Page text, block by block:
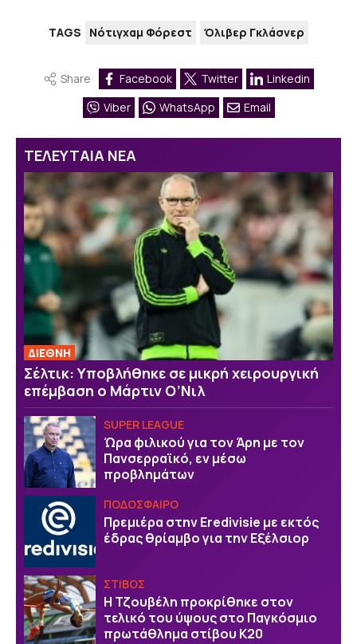
TAGS Νότιγχαμ Φόρεστ Όλιβερ Γκλάσνερ
Share Facebook Twitter
Linkedin
Viber
WhatsApp Email
ΤΕΛΕΥΤΑΙΑ ΝΕΑ
ΔΙΕΘΝΗ
Σέλτικ: Υποβλήθηκε σε μικρή χειρουργική
επέμβαση ο Μάρτιν Ο’Νιλ
SUPER LEAGUE
Ώρα φιλικού για τον Άρη με τον
Πανσερραϊκό, εν μέσω
προβλημάτων
ΠΟΔΟΣΦΑΙΡΟ
Πρεμιέρα στην Eredivisie με εκτός
έδρας θρίαμβο για την Εξέλσιορ
ΣΤΙΒΟΣ
Η Τζουβέλη προκρίθηκε στον
τελικό του ύψους στο Παγκόσμιο
πρωτάθλημα στίβου Κ20